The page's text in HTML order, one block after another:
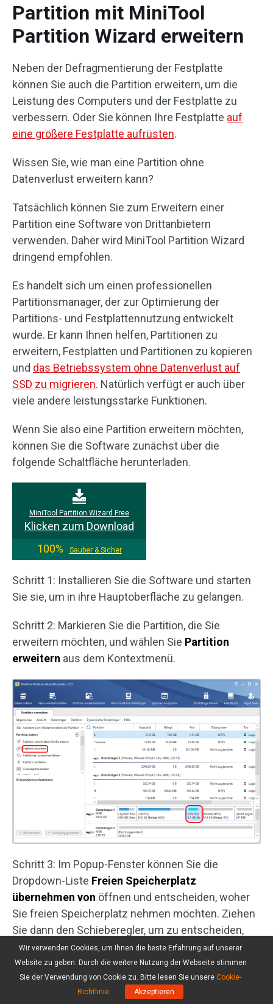
Partition mit MiniTool
Partition Wizard erweitern
Neben der Defragmentierung der Festplatte
können Sie auch die Partition erweitern, um die
Leistung des Computers und der Festplatte zu
verbessern. Oder Sie können Ihre Festplatte auf
eine größere Festplatte aufrüsten.
Wissen Sie, wie man eine Partition ohne
Datenverlust erweitern kann?
Tatsächlich können Sie zum Erweitern einer
Partition eine Software von Drittanbietern
verwenden. Daher wird MiniTool Partition Wizard
dringend empfohlen.
Es handelt sich um einen professionellen
Partitionsmanager, der zur Optimierung der
Partitions- und Festplattennutzung entwickelt
wurde. Er kann Ihnen helfen, Partitionen zu
erweitern, Festplatten und Partitionen zu kopieren
und das Betriebssystem ohne Datenverlust auf
SSD zu migrieren. Natürlich verfügt er auch über
viele andere leistungsstarke Funktionen.
Wenn Sie also eine Partition erweitern möchten,
können Sie die Software zunächst über die
folgende Schaltfläche herunterladen.
MiniTool Partition Wizard Free
Klicken zum Download
100%
Sauber & Sicher
Schritt 1: Installieren Sie die Software und starten
Sie sie, um in ihre Hauptoberfläche zu gelangen.
Schritt 2: Markieren Sie die Partition, die Sie
erweitern möchten, und wählen Sie Partition
erweitern aus dem Kontextmenü.
Schritt 3: Im Popup-Fenster können Sie die
Dropdown-Liste Freien Speicherplatz
übernehmen von öffnen und entscheiden, woher
Sie freien Speicherplatz nehmen möchten. Ziehen
Sie dann den Schieberegler, um zu entscheiden,
wie viel Speicherplatz Sie belegen möchten, und
klicken Sie aufOK .
Wir verwenden Cookies, um Ihnen die beste Erfahrung auf unserer
Website zu geben. Durch die weitere Nutzung der Webseite stimmen
Sie der Verwendung von Cookie zu. Bitte lesen Sie unsere Cookie-
Richtlinie. Akzeptieren